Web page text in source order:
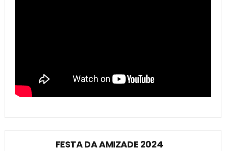
FESTA DA AMIZADE 2024